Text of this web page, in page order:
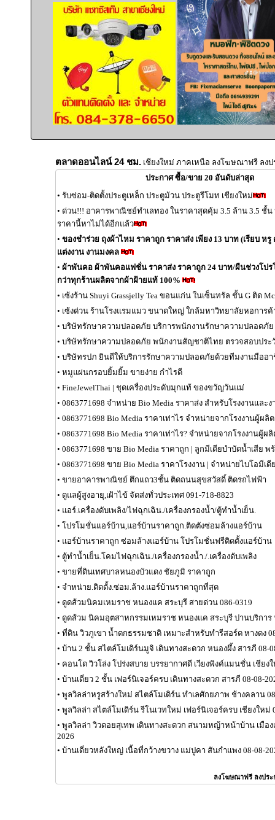
ตลาดออนไลน์ 24 ชม. เชียงใหม่ ภาคเหนือ ลงโฆษณาฟรี ลงป
ประกาศ ซื้อ/ขาย 20 อันดับล่าสุด
• รับซ่อม-ติดตั้งประตูเหล็ก ประตูม้วน ประตูรีโมท เชียงใหม่
• ด่วน!!! อาคารพาณิชย์ทำเลทอง ในราคาสุดคุ้ม 3.5 ล้าน 3.5 ชั้
ราคานี้หาไม่ได้อีกแล้ว
• ของชำร่วย ถุงผ้าไหม ราคาถูก ราคาส่ง เพียง 13 บาท (เรียบ หรู
แต่งงาน งานมงคล
• ผ้าพันคอ ผ้าพันคอแฟชั่น ราคาส่ง ราคาถูก 24 บาท/ผืนช่วงโป
กว่าทุกร้านผลิตจากผ้าฝ้ายแท้ 100%
• เซ้งร้าน Shuyi Grassjelly Tea ขอนแก่น ในเซ็นทรัล ชั้น G ติด
• เซ้งด่วน ร้านโรงแรมแมว ขนาดใหญ่ ใกล้มหาวิทยาลัยหอการค้
• บริษัทรักษาความปลอดภัย บริการพนักงานรักษาความปลอดภัย
• บริษัทรักษาความปลอดภัย พนักงานสัญชาติไทย ตรวจสอบประ
• บริษัทรปภ ยินดีให้บริการรักษาความปลอดภัยด้วยทีมงานมืออ
• หมูแผ่นกรอบยิ้มยิ้ม ขายง่าย กำไรดี
• FineJewelThai | ชุดเครื่องประดับมุกแท้ ของขวัญวันแม่
• 0863771698 จำหน่าย Bio Media ราคาส่ง สำหรับโรงงานและ
• 0863771698 Bio Media ราคาเท่าไร จำหน่ายจากโรงงานผู้ผลิต
• 0863771698 Bio Media ราคาเท่าไร? จำหน่ายจากโรงงานผู้ผลิ
• 0863771698 ขาย Bio Media ราคาถูก | ลูกมีเดียบำบัดน้ำเสีย พร้
• 0863771698 ขาย Bio Media ราคาโรงงาน | จำหน่ายไบโอมีเดี
• ขายอาคารพาณิชย์ ตึกแถว3ชั้น ติดถนนสุขสวัสดิ์ ติดรถไฟฟ้า
• ดูแลผู้สูงอายุ,เฝ้าไข้ จัดส่งทั่วประเทศ 091-718-8823
• แอร์.เครื่องดับเพลิง/ไฟฉุกเฉิน./เครื่องกรองน้ำ/ตู้ทำน้ำเย็น.
• โปรโมชั่นแอร์บ้าน,แอร์บ้านราคาถูก.ติดตังซ่อมล้างแอร์บ้าน
• แอร์บ้านราคาถูก ซ่อมล้างแอร์บ้าน โปรโมชั่นฟรีติดตั้งแอร์บ้าน
• ตู้ทำน้ำเย็น.โคมไฟฉุกเฉิน./เครื่องกรองน้ำ./.เครื่องดับเพลิง
• ขายที่ดินเทศบาลหนองบัวแดง ชัยภูมิ ราคาถูก
• จำหน่าย.ติดตั้ง.ซ่อม.ล้าง.แอร์บ้านราคาถูกที่สุด
• ดูดส้วมนิคมเหมราช หนองแค สระบุรี สายด่วน 086-0319
• ดูดส้วม นิคมอุตสาหกรรมเหมราช หนองแค สระบุรี ปานบริการ
• ที่ดิน วิวภูเขา น้ำตกธรรมชาติ เหมาะสำหรับทำรีสอร์ต หางดง
• บ้าน 2 ชั้น สไตล์โมเดิร์นมูจิ เดินทางสะดวก หนองผึ้ง สารภี 08-
• คอนโด วิวโล่ง โปร่งสบาย บรรยากาศดี เวียงพิงค์แมนชั่น เชียง
• บ้านเดี่ยว 2 ชั้น เฟอร์นิเจอร์ครบ เดินทางสะดวก สารภี 08-08-
• พูลวิลล่าหรูสร้างใหม่ สไตล์โมเดิร์น ทำเลศักยภาพ ช้างคลาน
• พูลวิลล่า สไตล์โมเดิร์น รีโนเวทใหม่ เฟอร์นิเจอร์ครบ เชียงใหม่
• พูลวิลล่า วิวดอยสุเทพ เดินทางสะดวก สนามหญ้าหน้าบ้าน เมือง
2026
• บ้านเดี่ยวหลังใหญ่ เนื้อที่กว้างขวาง แม่ปูคา สันกำแพง 08-08-
ลงโฆษณาฟรี ลงประ